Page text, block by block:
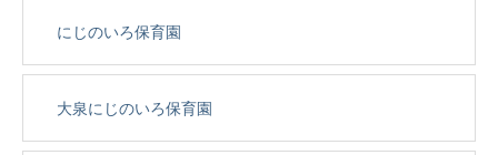
にじのいろ保育園
大泉にじのいろ保育園